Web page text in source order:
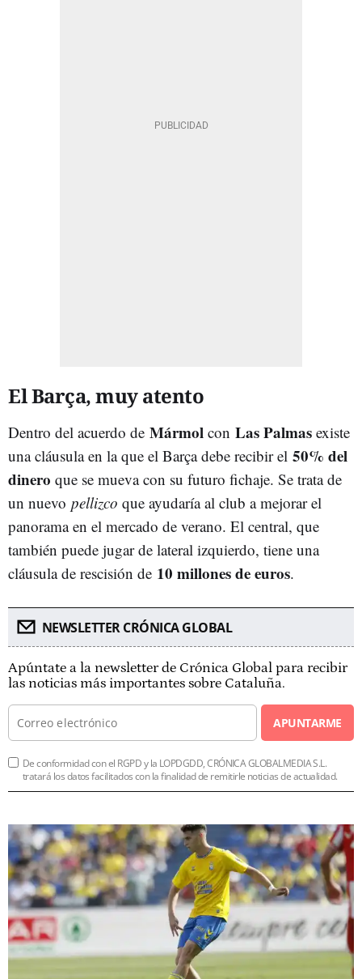
El Barça, muy atento
Dentro del acuerdo de Mármol con Las Palmas existe
una cláusula en la que el Barça debe recibir el 50% del
dinero que se mueva con su futuro fichaje. Se trata de
un nuevo pellizco que ayudaría al club a mejorar el
panorama en el mercado de verano. El central, que
también puede jugar de lateral izquierdo, tiene una
cláusula de rescisión de 10 millones de euros.
NEWSLETTER CRÓNICA GLOBAL
Apúntate a la newsletter de Crónica Global para recibir
las noticias más importantes sobre Cataluña.
APUNTARME
De conformidad con el RGPD y la LOPDGDD, CRÓNICA GLOBALMEDIA S.L.
tratará los datos facilitados con la finalidad de remitirle noticias de actualidad.